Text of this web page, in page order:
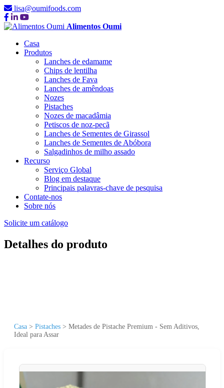
lisa@oumifoods.com
Alimentos Oumi
Casa
Produtos
Lanches de edamame
Chips de lentilha
Lanches de Fava
Lanches de amêndoas
Nozes
Pistaches
Nozes de macadâmia
Petiscos de noz-pecã
Lanches de Sementes de Girassol
Lanches de Sementes de Abóbora
Salgadinhos de milho assado
Recurso
Serviço Global
Blog em destaque
Principais palavras-chave de pesquisa
Contate-nos
Sobre nós
Solicite um catálogo
Detalhes do produto
Casa > Pistaches > Metades de Pistache Premium - Sem Aditivos,
Ideal para Assar